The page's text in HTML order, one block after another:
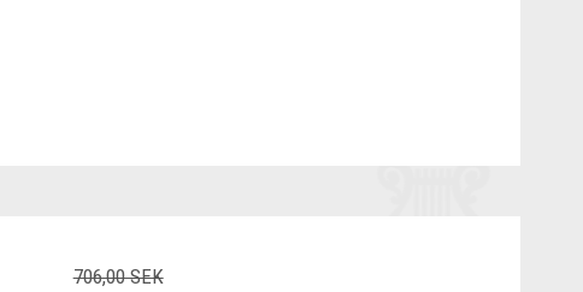
706,00 SEK